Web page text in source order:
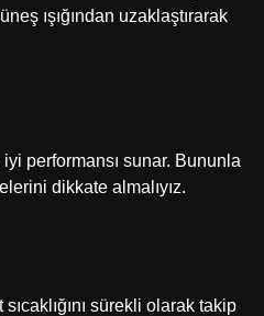
ışığından uzaklaştırarak
performansı sunar. Bununla
dikkate almalıyız.
sürekli olarak takip